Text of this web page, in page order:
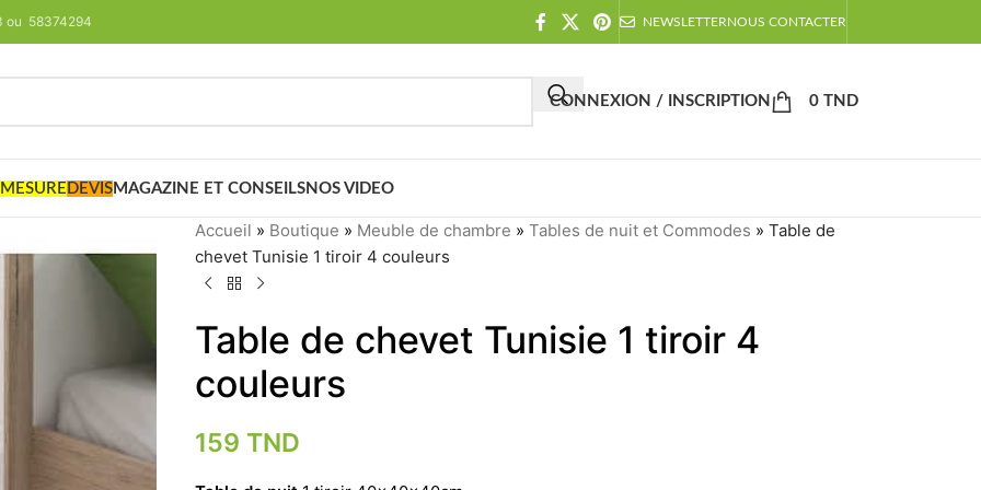
ou 58374294 NEWSLETTERNOUS CONTACTER
CONNEXION / INSCRIPTION 0 TND
DEVIS MAGAZINE ET CONSEILS NOS VIDEO
Accueil » Boutique » Meuble de chambre » Tables de nuit et Commodes » Table de
chevet Tunisie 1 tiroir 4 couleurs
Table de chevet Tunisie 1 tiroir 4
couleurs
159 TND